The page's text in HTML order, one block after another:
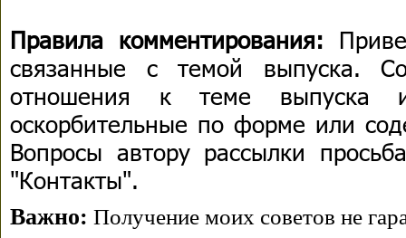
Правила комментирования:
связанные с темой выпуска.
отношения к теме выпуска
оскорбительные по форме или
Вопросы автору рассылки
"Контакты".
Важно: Получение моих советов не